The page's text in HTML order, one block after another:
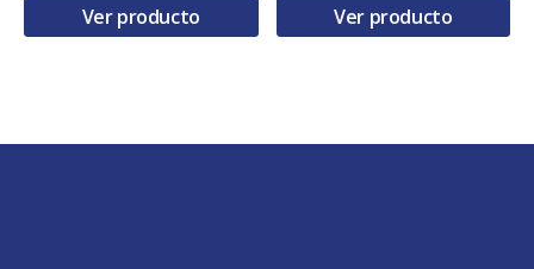
Ver producto
c
g
u
Ver producto